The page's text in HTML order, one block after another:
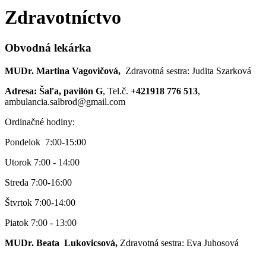
Zdravotníctvo
Obvodná lekárka
MUDr. Martina Vagovičová, Zdravotná sestra: Judita Szarková
Adresa: Šaľa, pavilón G, Tel.č. +421918 776 513,
ambulancia.salbrod@gmail.com
Ordinačné hodiny:
Pondelok 7:00-15:00
Utorok 7:00 - 14:00
Streda 7:00-16:00
Štvrtok 7:00-14:00
Piatok 7:00 - 13:00
MUDr. Beata Lukovicsová, Zdravotná sestra: Eva Juhosová